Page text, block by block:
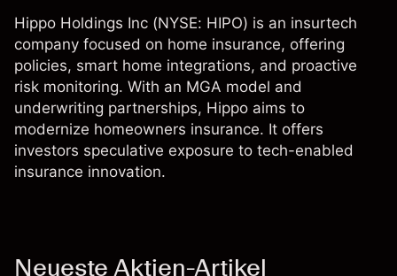
Hippo Holdings Inc (NYSE: HIPO) is an insurtech
company focused on home insurance, offering
policies, smart home integrations, and proactive
risk monitoring. With an MGA model and
underwriting partnerships, Hippo aims to
modernize homeowners insurance. It offers
investors speculative exposure to tech-enabled
insurance innovation.
Neueste Aktien-Artikel